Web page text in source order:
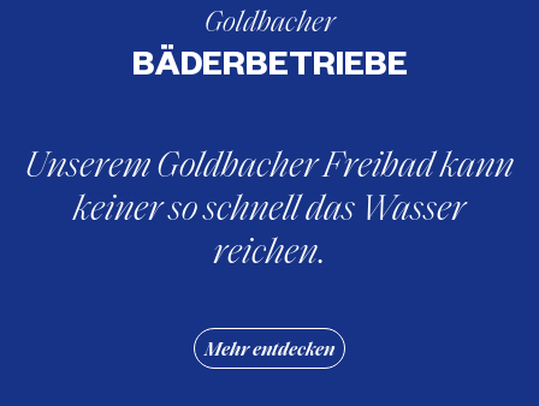
Goldbacher
BÄDERBETRIEBE
Unserem Goldbacher Freibad kann
keiner so schnell das Wasser
reichen.
Mehr entdecken